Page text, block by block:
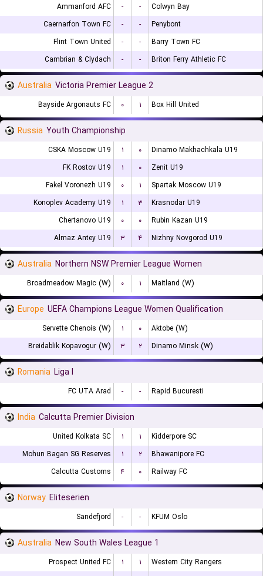
Ammanford AFC
- -
Colwyn Bay
Caernarfon Town FC
- -
Penybont
Flint Town United
- -
Barry Town FC
Cambrian & Clydach
- - Briton Ferry Athletic FC
Australia Victoria Premier League 2
Bayside Argonauts FC ۰ ۱ Box Hill United
Russia Youth Championship
CSKA Moscow U19 ۱ ۰
Dinamo Makhachkala U19
FK Rostov U19
۱ ۰
Zenit U19
Fakel Voronezh U19
۰ ۱
Spartak Moscow U19
Konoplev Academy U19
۱ ۳
Krasnodar U19
Chertanovo U19
۰ ۰
Rubin Kazan U19
Almaz Antey U19
۳ ۴ Nizhny Novgorod U19
Australia Northern NSW Premier League Women
Broadmeadow Magic (W) ۰ ۱ Maitland (W)
Europe UEFA Champions League Women Qualification
Servette Chenois (W) ۱ ۰
Aktobe (W)
Breidablik Kopavogur (W)
۳ ۲ Dinamo Minsk (W)
Romania Liga I
FC UTA Arad - - Rapid Bucuresti
India Calcutta Premier Division
United Kolkata SC ۱ ۱
Kidderpore SC
Mohun Bagan SG Reserves
۱ ۲
Bhawanipore FC
Calcutta Customs
۴ ۰ Railway FC
Norway Eliteserien
Sandefjord - - KFUM Oslo
Australia New South Wales League 1
Prospect United FC ۱ ۱
Western City Rangers